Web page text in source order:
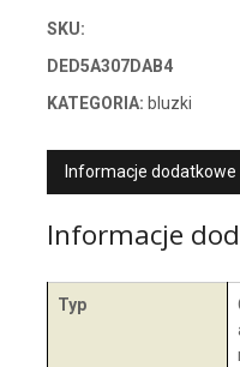
SKU:
DED5A307DAB4
KATEGORIA: bluzki
Informacje dodatkowe
Informacje
Typ